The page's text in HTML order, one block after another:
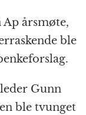
årsmøte,
ble
Gunn
ble tvunget